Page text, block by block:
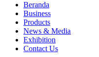
Beranda
Business
Products
News & Media
Exhibition
Contact Us